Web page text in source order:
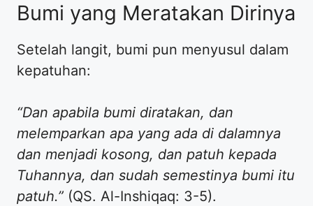
​Bumi yang Meratakan Dirinya
​Setelah langit, bumi pun menyusul dalam
kepatuhan:
“Dan apabila bumi diratakan, dan
melemparkan apa yang ada di dalamnya
dan menjadi kosong, dan patuh kepada
Tuhannya, dan sudah semestinya bumi itu
patuh.” (QS. Al-Inshiqaq: 3-5).